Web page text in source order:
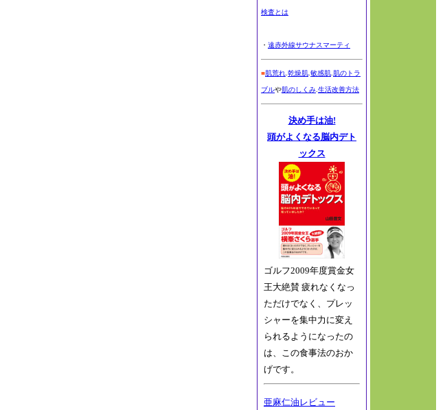
検査とは
・ 遠赤外線サウナスマーティ
■肌荒れ 乾燥肌 敏感肌 肌のトラ
ブルや肌のしくみ 生活改善方法
決め手は油!
頭がよくなる脳内デト
ックス
ゴルフ2009年度賞金女
王大絶賛 疲れなくなっ
ただけでなく、プレッ
シャーを集中力に変え
られるようになったの
は、この食事法のおか
げです。
亜麻仁油レビュー